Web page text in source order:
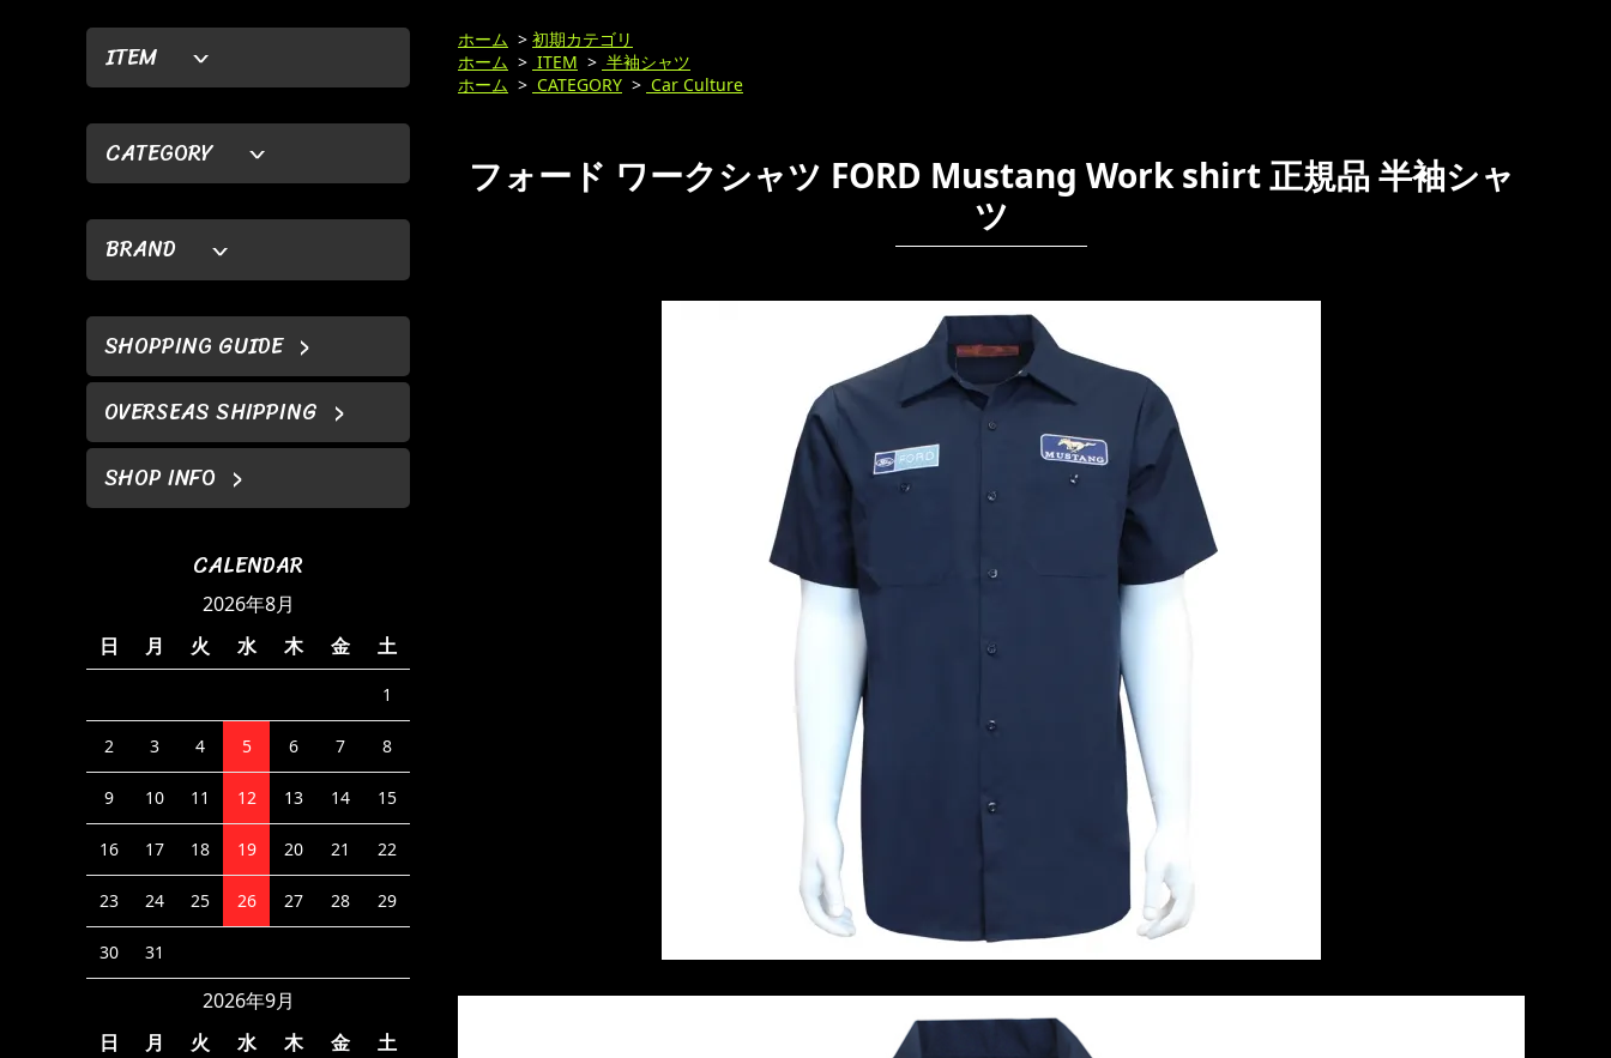
ITEM
CATEGORY
BRAND
SHOPPING GUIDE
OVERSEAS SHIPPING
SHOP INFO
CALENDAR
2026年8月
日
月 火 水 木 金 土
1
2 3 4 5 6 7 8
9 10 11 12 13 14 15
16 17 18 19 20 21 22
23 24 25 26 27 28 29
30 31
2026年9月
日
月 火 水 木 金 土
ホーム > 初期カテゴリ
ホーム > ITEM > 半袖シャツ
ホーム > CATEGORY > Car Culture
フォード ワークシャツ FORD Mustang Work shirt 正規品 半袖シャ
ツ